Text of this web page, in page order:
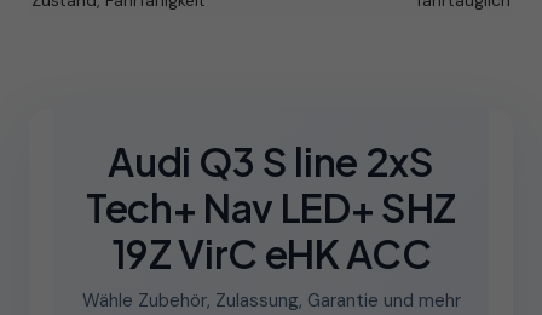
Audi Q3 S line 2xS
Tech+ Nav LED+ SHZ
19Z VirC eHK ACC
Wähle Zubehör, Zulassung, Garantie und mehr